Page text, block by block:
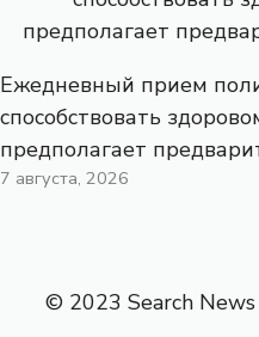
Ежедневный прием
способствовать
предполагает
7 августа, 2026
© 2023 Search News